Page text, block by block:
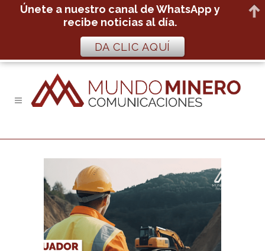
Únete a nuestro canal de WhatsApp y
recibe noticias al día.
DA CLIC AQUÍ